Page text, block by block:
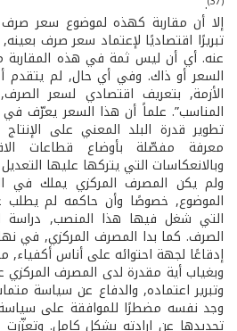
.
إلا أن مقاربة كهذه لموضوع سعر صرف
تبريرًا اقتصاديًا لإعتماد سعر صرف بعينه,
عنه. أي أن ليس ثمة في هذه المقاربة
السعر أو ذاك. وفي أي حال, لم
الأزمة, بتعريف اقتصادي لسعر
المناسب”. علماً أن هذا السعر يعرّف في
تطوير قدرة البلد المعني على
معرفة مفصّلة بأوضاع قطاعات
وبالانعكاسات التي يتركها عليها
ولم يكن المصرف المركزي يملك في
الموضوع, خصوصًا وأن حاكمه لم يطلب
التي شغل فيها هذا المنصب, دراسة
الصرف. كما بدا المصرف المركزي, في
إدقاعًا لجهة احتوائه على أناس أكفياء,
وبغياب أية مقدرة لدى المصرف
وتبرير اعتماده, والدفاع عن سياسة
وجد نفسه مضطرًا للموافقة على